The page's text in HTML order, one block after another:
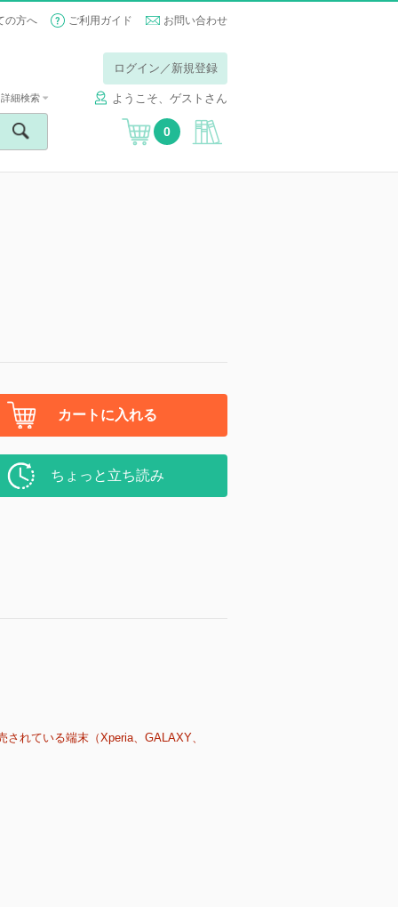
の方へ ご利用ガイド お問い合わせ
ログイン／新規登録
ようこそ、ゲストさん
詳細検索
0
カートに入れる
ちょっと立ち読み
れている端末（Xperia、GALAXY、